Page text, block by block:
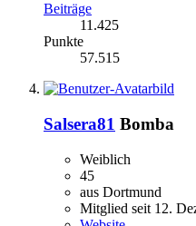
Beiträge
11.425
Punkte
57.515
Salsera81 Bomba
Weiblich
45
aus Dortmund
Mitglied seit 12.